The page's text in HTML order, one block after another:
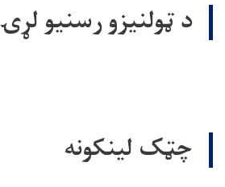
د ټولنيزو رسنيو لړۍ
چټک لینکونه